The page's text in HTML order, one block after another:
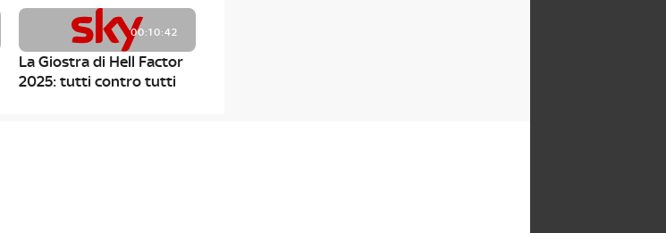
00:10:42
La Giostra di Hell Factor
2025: tutti contro tutti